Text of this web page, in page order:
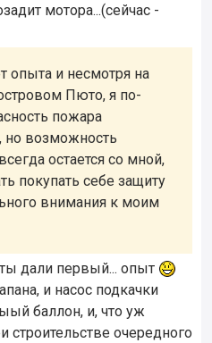
мотора...(сейчас -
опыта и несмотря на
Пюто, я по-
пожара
но возможность
остается со мной,
покупать себе защиту
внимания к моим
дали первый... опыт
и насос подкачки
баллон, и, что уж
очередного